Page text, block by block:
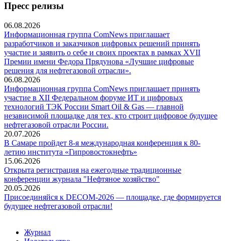
Пресс релизы
06.08.2026
Информационная группа ComNews приглашает
разработчиков и заказчиков цифровых решений принять
участие и заявить о себе и своих проектах в рамках XVII
Премии имени Федора Прядунова «Лучшие цифровые
решения для нефтегазовой отрасли».
06.08.2026
Информационная группа ComNews приглашает принять
участие в XII Федеральном форуме ИТ и цифровых
технологий ТЭК России Smart Oil & Gas — главной
независимой площадке для тех, кто строит цифровое будущее
нефтегазовой отрасли России.
20.07.2026
В Самаре пройдет 8-я международная конференция к 80-
летию института «Гипровостокнефть»
15.06.2026
Открыта регистрация на ежегодные традиционные
конференции журнала "Нефтяное хозяйство"
20.05.2026
Присоединяйся к DECOM-2026 — площадке, где формируется
будущее нефтегазовой отрасли!
Журнал